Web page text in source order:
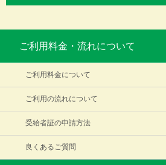
ご利用料金・流れについて
ご利用料金について
ご利用の流れについて
受給者証の申請方法
良くあるご質問